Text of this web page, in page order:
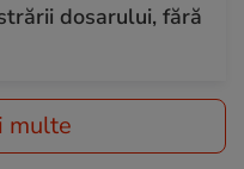
dosarului, fără
multe